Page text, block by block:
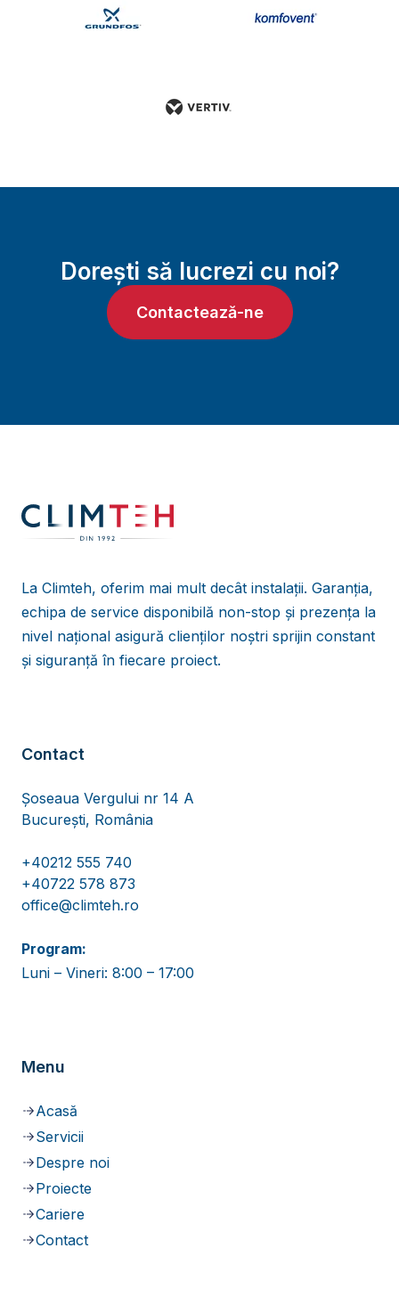
Dorești să lucrezi cu noi?
Contactează-ne
La Climteh, oferim mai mult decât instalații. Garanția,
echipa de service disponibilă non-stop și prezența la
nivel național asigură clienților noștri sprijin constant
și siguranță în fiecare proiect.
Contact
Șoseaua Vergului nr 14 A
București, România
+40212 555 740
+40722 578 873
office@climteh.ro
Program:
Luni – Vineri: 8:00 – 17:00
Menu
Acasă
Servicii
Despre noi
Proiecte
Cariere
Contact